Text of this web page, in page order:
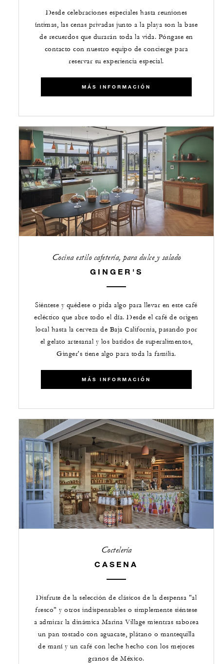
Desde celebraciones especiales hasta reuniones
íntimas, las cenas privadas junto a la playa son la base
de recuerdos que durarán toda la vida. Póngase en
contacto con nuestro equipo de concierge para
reservar su experiencia especial.
MÁS INFORMACIÓN
Cocina estilo cafetería, para dulce y salado
GINGER'S
Siéntese y quédese o pida algo para llevar en este café
ecléctico que abre todo el día. Desde el café de origen
local hasta la cerveza de Baja California, pasando por
el gelato artesanal y los batidos de superalimentos,
Ginger's tiene algo para toda la familia.
MÁS INFORMACIÓN
Coctelería
CASENA
Disfrute de la selección de clásicos de la despensa "al
fresco" y otros indispensables o simplemente siéntese
a admirar la dinámica Marina Village mientras saborea
un pan tostado con aguacate, plátano o mantequilla
de maní y un café con leche hecho con los mejores
granos de México.